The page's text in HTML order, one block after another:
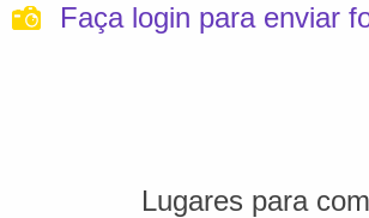
Faça login para enviar
Lugares para